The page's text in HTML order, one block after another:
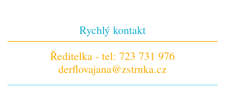
Rychlý kontakt
Ředitelka - tel: 723 731 976
derflovajana@zstrnka.cz